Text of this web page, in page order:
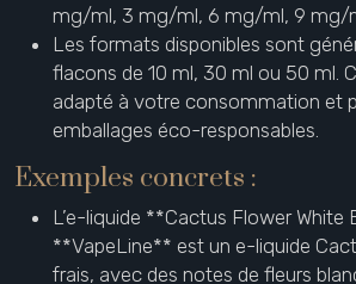
mg/ml, 3 mg/ml, 6 mg/ml, 9 mg/
Les formats disponibles sont
flacons de 10 ml, 30 ml ou 50 ml.
adapté à votre consommation et
emballages éco-responsables.
Exemples concrets :
L’e-liquide **Cactus Flower White
**VapeLine** est un e-liquide
frais, avec des notes de fleurs